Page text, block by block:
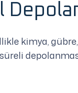
kimya,